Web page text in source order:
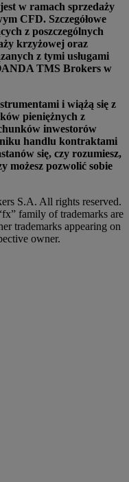
w ramach sprzedaży
CFD. Szczegółowe
z poszczególnych
krzyżowej oraz
z tymi usługami
TMS Brokers w
i wiążą się z
pieniężnych z
inwestorów
handlu kontraktami
się, czy rozumiesz,
możesz pozwolić sobie
S.A. All rights reserved.
family of trademarks are
trademarks appearing on
owner.